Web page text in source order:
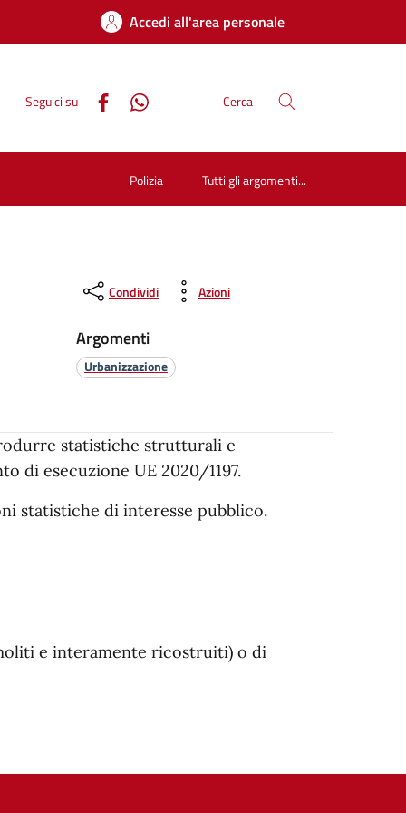
Accedi all'area personale
Seguici su Cerca
Polizia Tutti gli argomenti...
Condividi Azioni
Argomenti
Urbanizzazione
statistiche strutturali e
di esecuzione UE 2020/1197.
statistiche di interesse pubblico.
e interamente ricostruiti) o di